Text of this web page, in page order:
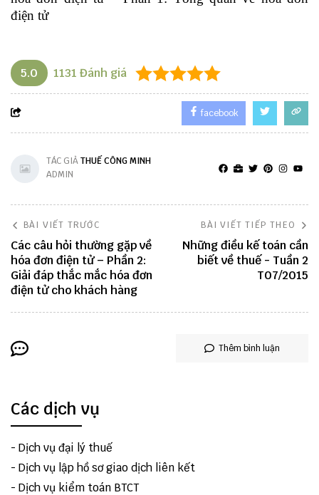
điện tử
5.0 1131 Đánh giá
facebook
TÁC GIẢTHUẾ CÔNG MINH
ADMIN
BÀI VIẾT TRƯỚC
Các câu hỏi thường gặp về
hóa đơn điện tử – Phần 2:
Giải đáp thắc mắc hóa đơn
điện tử cho khách hàng
BÀI VIẾT TIẾP THEO
Những điều kế toán cần
biết về thuế - Tuần 2
T07/2015
Thêm bình luận
Các dịch vụ
- Dịch vụ đại lý thuế
- Dịch vụ lập hồ sơ giao dịch liên kết
- Dịch vụ kiểm toán BTCT